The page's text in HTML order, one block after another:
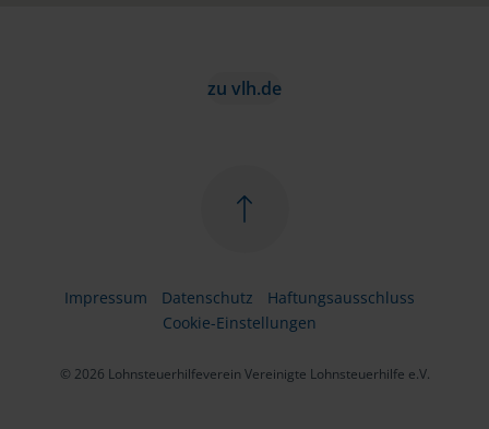
zu vlh.de
Impressum Datenschutz
Haftungsausschluss
Cookie-Einstellungen
© 2026 Lohnsteuerhilfeverein Vereinigte Lohnsteuerhilfe e.V.